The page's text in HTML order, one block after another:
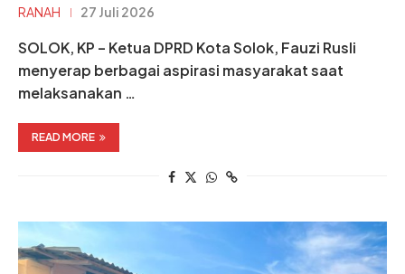
RANAH 27 Juli 2026
SOLOK, KP – Ketua DPRD Kota Solok, Fauzi Rusli
menyerap berbagai aspirasi masyarakat saat
melaksanakan …
READ MORE